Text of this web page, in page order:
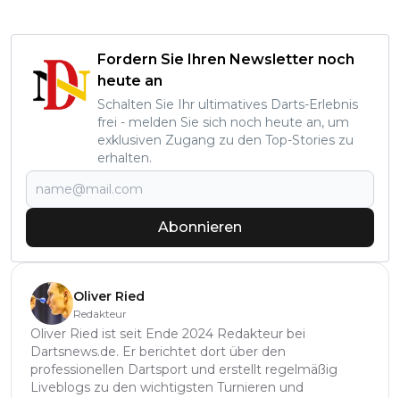
Fordern Sie Ihren Newsletter noch
heute an
Schalten Sie Ihr ultimatives Darts-Erlebnis
frei - melden Sie sich noch heute an, um
exklusiven Zugang zu den Top-Stories zu
erhalten.
Abonnieren
Oliver Ried
Redakteur
Oliver Ried ist seit Ende 2024 Redakteur bei
Dartsnews.de. Er berichtet dort über den
professionellen Dartsport und erstellt regelmäßig
Liveblogs zu den wichtigsten Turnieren und